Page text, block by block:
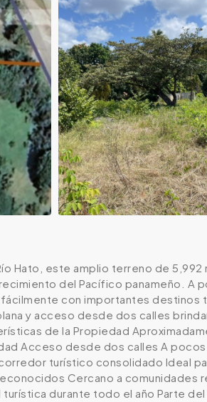
Hato, este amplio terreno de
del Pacífico panameño. A
con importantes destinos
y acceso desde dos calles
de la Propiedad
Acceso desde dos calles A
turístico consolidado Ideal
Cercano a comunidades
durante todo el año Parte